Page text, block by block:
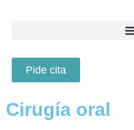
Pide cita
Cirugía oral